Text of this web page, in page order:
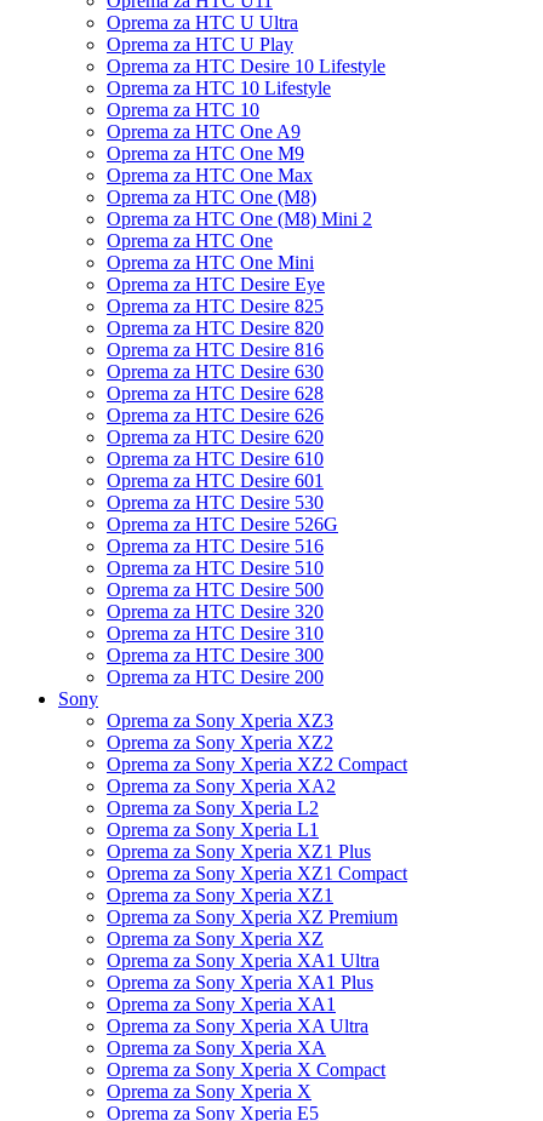
Oprema za HTC U Ultra
Oprema za HTC U Play
Oprema za HTC Desire 10 Lifestyle
Oprema za HTC 10 Lifestyle
Oprema za HTC 10
Oprema za HTC One A9
Oprema za HTC One M9
Oprema za HTC One Max
Oprema za HTC One (M8)
Oprema za HTC One (M8) Mini 2
Oprema za HTC One
Oprema za HTC One Mini
Oprema za HTC Desire Eye
Oprema za HTC Desire 825
Oprema za HTC Desire 820
Oprema za HTC Desire 816
Oprema za HTC Desire 630
Oprema za HTC Desire 628
Oprema za HTC Desire 626
Oprema za HTC Desire 620
Oprema za HTC Desire 610
Oprema za HTC Desire 601
Oprema za HTC Desire 530
Oprema za HTC Desire 526G
Oprema za HTC Desire 516
Oprema za HTC Desire 510
Oprema za HTC Desire 500
Oprema za HTC Desire 320
Oprema za HTC Desire 310
Oprema za HTC Desire 300
Oprema za HTC Desire 200
Sony
Oprema za Sony Xperia XZ3
Oprema za Sony Xperia XZ2
Oprema za Sony Xperia XZ2 Compact
Oprema za Sony Xperia XA2
Oprema za Sony Xperia L2
Oprema za Sony Xperia L1
Oprema za Sony Xperia XZ1 Plus
Oprema za Sony Xperia XZ1 Compact
Oprema za Sony Xperia XZ1
Oprema za Sony Xperia XZ Premium
Oprema za Sony Xperia XZ
Oprema za Sony Xperia XA1 Ultra
Oprema za Sony Xperia XA1 Plus
Oprema za Sony Xperia XA1
Oprema za Sony Xperia XA Ultra
Oprema za Sony Xperia XA
Oprema za Sony Xperia X Compact
Oprema za Sony Xperia X
Oprema za Sony Xperia E5